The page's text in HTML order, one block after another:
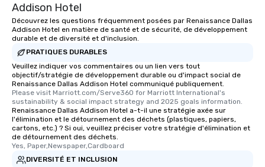
Addison Hotel
Découvrez les questions fréquemment posées par Renaissance Dallas
Addison Hotel en matière de santé et de sécurité, de développement
durable et de diversité et d'inclusion.
PRATIQUES DURABLES
Veuillez indiquer vos commentaires ou un lien vers tout
objectif/stratégie de développement durable ou d'impact social de
Renaissance Dallas Addison Hotel communiqué publiquement.
Please visit Marriott.com/Serve360 for Marriott International's
sustainability & social impact strategy and 2025 goals information.
Renaissance Dallas Addison Hotel a-t-il une stratégie axée sur
l'élimination et le détournement des déchets (plastiques, papiers,
cartons, etc.) ? Si oui, veuillez préciser votre stratégie d'élimination et
de détournement des déchets.
Yes, Paper,Newspaper,Cardboard
DIVERSITÉ ET INCLUSION